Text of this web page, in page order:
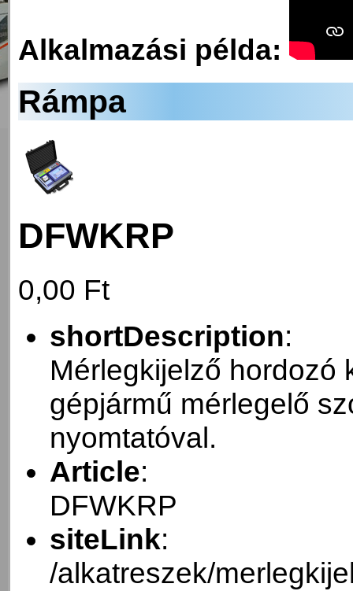
Alkalmazási példa:
Rámpa
DFWKRP
0,00 Ft
shortDescription:
Mérlegkijelző hordozó
gépjármű mérlegelő
nyomtatóval.
Article:
DFWKRP
siteLink:
/alkatreszek/